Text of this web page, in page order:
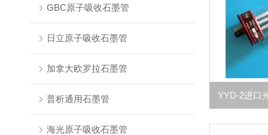
GBC原子吸收石墨管
日立原子吸收石墨管
加拿大欧罗拉石墨管
普析通用石墨管
海光原子吸收石墨管